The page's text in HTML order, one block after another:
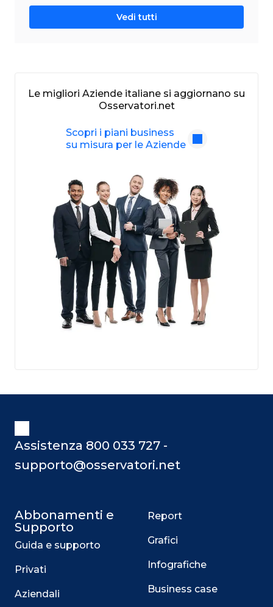
Vedi tutti
Le migliori Aziende italiane si aggiornano su
Osservatori.net
Scopri i piani business
su misura per le Aziende
Assistenza 800 033 727 -
supporto@osservatori.net
Abbonamenti e
Supporto
Guida e supporto
Privati
Aziendali
Report
Grafici
Infografiche
Business case